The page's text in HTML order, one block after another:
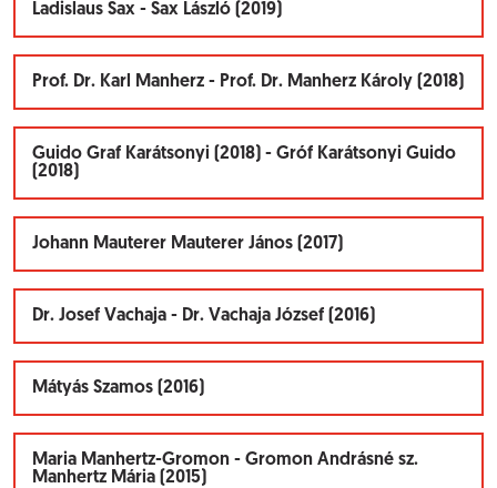
Ladislaus Sax - Sax László (2019)
Prof. Dr. Karl Manherz - Prof. Dr. Manherz Károly (2018)
Guido Graf Karátsonyi (2018) - Gróf Karátsonyi Guido
(2018)
Johann Mauterer Mauterer János (2017)
Dr. Josef Vachaja - Dr. Vachaja József (2016)
Mátyás Szamos (2016)
Maria Manhertz-Gromon - Gromon Andrásné sz.
Manhertz Mária (2015)